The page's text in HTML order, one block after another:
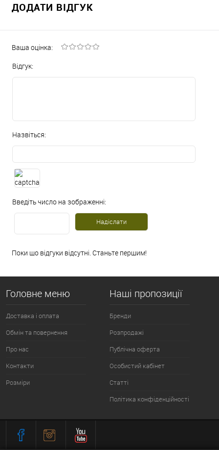
ДОДАТИ ВІДГУК
Ваша оцінка:
Відгук:
Назвіться:
Введіть число на зображенні:
Поки що відгуки відсутні. Станьте першим!
Головне меню
Доставка і оплата
Обмін та повернення
Про нас
Контакти
Розміри
Наші пропозиції
Бренди
Розпродажі
Публічна оферта
Особистий кабінет
Статті
Політика конфіденційності